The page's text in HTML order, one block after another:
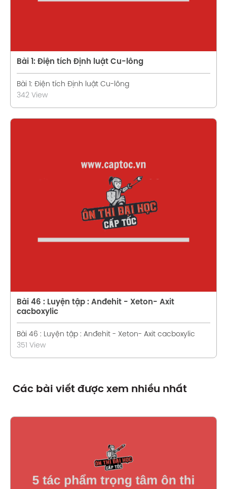
Bài 1: Điện tích Định luật Cu-lông
Bài 1: Điện tích Định luật Cu-lông
342 View
Xem chi tiết
Bài 46 : Luyện tập : Anđehit - Xeton- Axit
cacboxylic
Bài 46 : Luyện tập : Anđehit - Xeton- Axit cacboxylic
351 View
Các bài viết được xem nhiều nhất